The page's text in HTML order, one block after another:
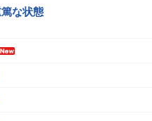
な状態